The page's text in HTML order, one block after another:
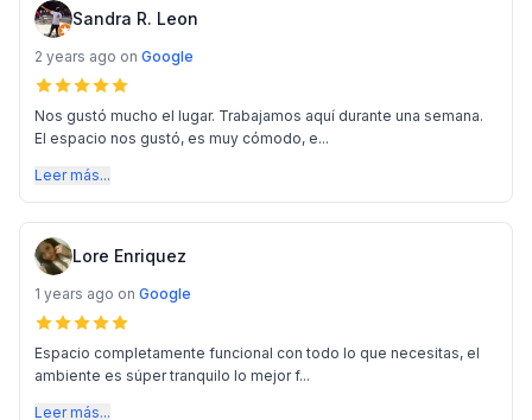
Sandra R. Leon
2 years ago on Google
Nos gustó mucho el lugar. Trabajamos aquí durante una semana.
El espacio nos gustó, es muy cómodo, e...
Leer más...
Lore Enriquez
1 years ago on Google
Espacio completamente funcional con todo lo que necesitas, el
ambiente es súper tranquilo lo mejor f...
Leer más...